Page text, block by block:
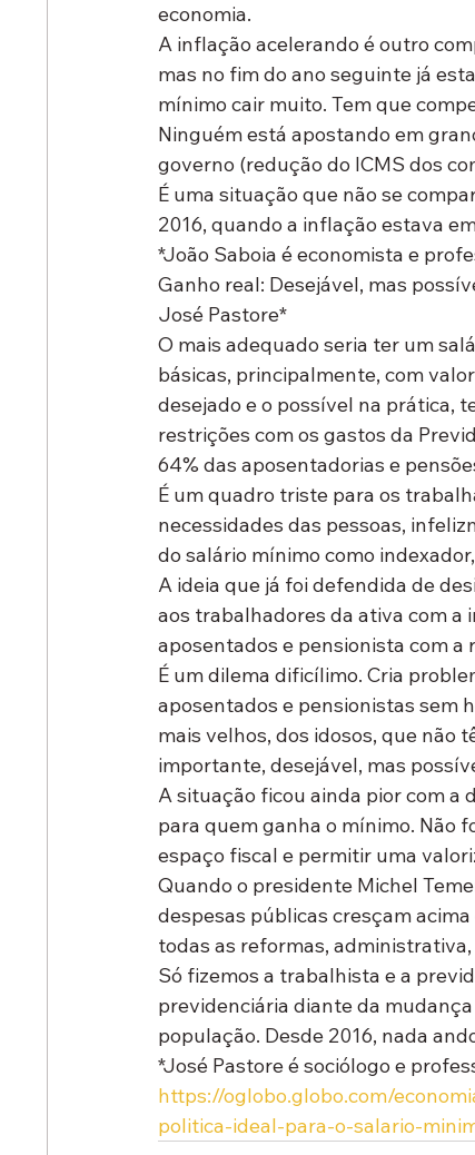
economia.
A inflação acelerando é outro
mas no fim do ano seguinte já
mínimo cair muito. Tem que
Ninguém está apostando em
governo (redução do ICMS dos
É uma situação que não se
2016, quando a inflação estava
*João Saboia é economista e
Ganho real: Desejável, mas
José Pastore*
O mais adequado seria ter um
básicas, principalmente, com
desejado e o possível na prática,
restrições com os gastos da
64% das aposentadorias e
É um quadro triste para os
necessidades das pessoas,
do salário mínimo como
A ideia que já foi defendida de
aos trabalhadores da ativa com a
aposentados e pensionista com a
É um dilema dificílimo. Cria
aposentados e pensionistas sem
mais velhos, dos idosos, que não
importante, desejável, mas
A situação ficou ainda pior com a
para quem ganha o mínimo. Não
espaço fiscal e permitir uma
Quando o presidente Michel
despesas públicas cresçam
todas as reformas,
Só fizemos a trabalhista e a
previdenciária diante da
população. Desde 2016, nada
*José Pastore é sociólogo e
https://oglobo.globo.com/
politica-ideal-para-o-salario-